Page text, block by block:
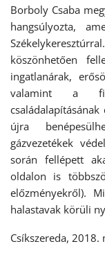
Borboly Csaba
hangsúlyozta,
köszönhetően
ingatlanárak,
valamint a
újra
gázvezetékek
során fellépett
oldalon is
előzményekről).
halastavak körüli
Csíkszereda, 2018.